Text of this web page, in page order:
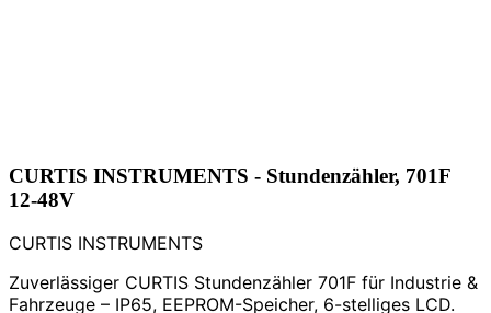
CURTIS INSTRUMENTS - Stundenzähler, 701F
12-48V
CURTIS INSTRUMENTS
Zuverlässiger CURTIS Stundenzähler 701F für Industrie &
Fahrzeuge – IP65, EEPROM-Speicher, 6-stelliges LCD.